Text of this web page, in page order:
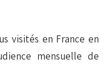
visités en France en
mensuelle de